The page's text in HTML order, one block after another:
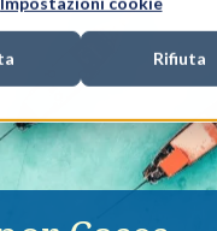
Rifiuta